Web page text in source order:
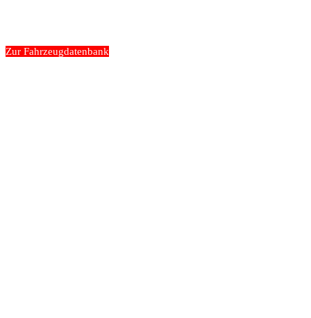
Zur Fahrzeugdatenbank